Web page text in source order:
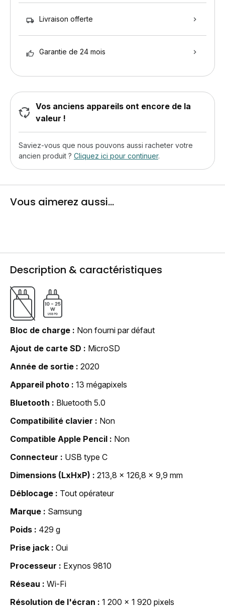
Livraison offerte
Garantie de 24 mois
Vos anciens appareils ont encore de la
valeur !
Saviez-vous que nous pouvons aussi racheter votre
ancien produit ? Cliquez ici pour continuer.
Vous aimerez aussi...
Description & caractéristiques
Bloc de charge
Non fourni par défaut
Ajout de carte SD
MicroSD
Année de sortie
2020
Appareil photo
13 mégapixels
Bluetooth
Bluetooth 5.0
Compatibilité clavier
Non
Compatible Apple Pencil
Non
Connecteur
USB type C
Dimensions (LxHxP)
213,8 x 126,8 x 9,9 mm
Déblocage
Tout opérateur
Marque
Samsung
Poids
429 g
Prise jack
Oui
Processeur
Exynos 9810
Réseau
Wi-Fi
Résolution de l'écran
1 200 x 1 920 pixels